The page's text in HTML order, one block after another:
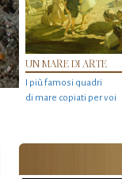
UN MARE DI ARTE
I più famosi quadri
di mare copiati per voi